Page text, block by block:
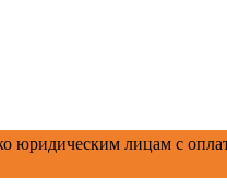
юридическим лицам с